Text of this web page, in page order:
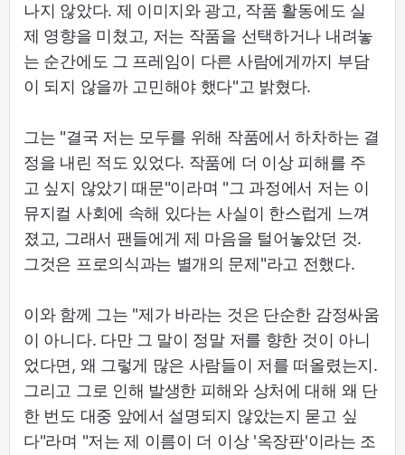
나지 않았다. 제 이미지와 광고, 작품 활동에도 실
제 영향을 미쳤고, 저는 작품을 선택하거나 내려놓
는 순간에도 그 프레임이 다른 사람에게까지 부담
이 되지 않을까 고민해야 했다"고 밝혔다.
그는 "결국 저는 모두를 위해 작품에서 하차하는 결
정을 내린 적도 있었다. 작품에 더 이상 피해를 주
고 싶지 않았기 때문"이라며 "그 과정에서 저는 이
뮤지컬 사회에 속해 있다는 사실이 한스럽게 느껴
졌고, 그래서 팬들에게 제 마음을 털어놓았던 것.
그것은 프로의식과는 별개의 문제"라고 전했다.
이와 함께 그는 "제가 바라는 것은 단순한 감정싸움
이 아니다. 다만 그 말이 정말 저를 향한 것이 아니
었다면, 왜 그렇게 많은 사람들이 저를 떠올렸는지.
그리고 그로 인해 발생한 피해와 상처에 대해 왜 단
한 번도 대중 앞에서 설명되지 않았는지 묻고 싶
다"라며 "저는 제 이름이 더 이상 '옥장판'이라는 조